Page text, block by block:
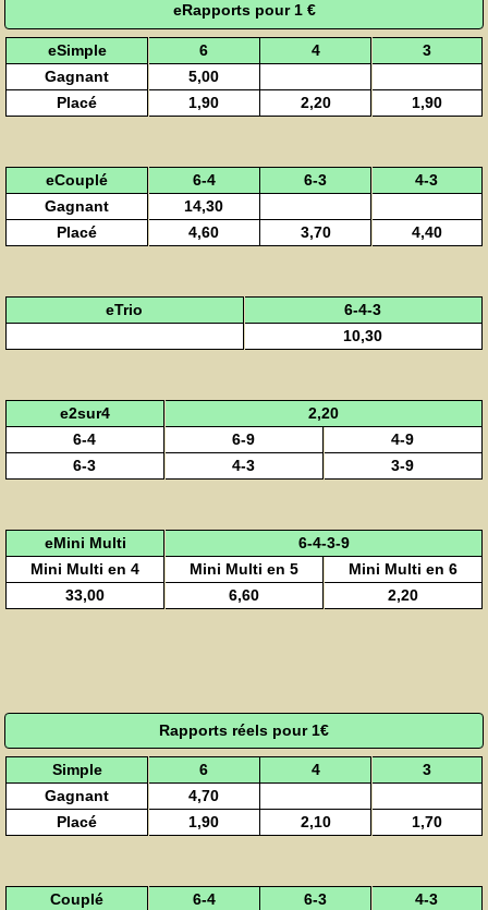
eRapports pour 1 €
eSimple 6 4
3
Gagnant
5,00
Placé
1,90 2,20 1,90
eCouplé 6-4 6-3
4-3
Gagnant
14,30
Placé
4,60 3,70 4,40
eTrio
6-4-3
10,30
e2sur4
2,20
6-4
6-9
4-9
6-3
4-3 3-9
eMini Multi
6-4-3-9
Mini Multi en 4
Mini Multi en 5
Mini Multi en 6
33,00
6,60 2,20
Rapports réels pour 1€
Simple 6 4
3
Gagnant
4,70
Placé
1,90 2,10 1,70
Couplé 6-4 6-3 4-3